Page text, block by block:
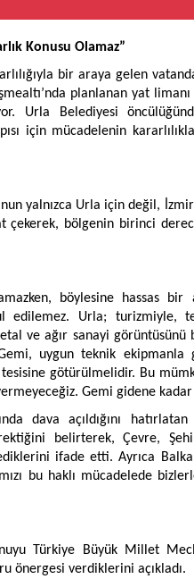
Konusu Olamaz”
bir araya gelen
planlanan yat limanı
Urla Belediyesi
için mücadelenin
yalnızca Urla için değil,
çekerek, bölgenin birinci
böylesine hassas bir
edilemez. Urla; turizmiyle,
ve ağır sanayi görüntüsünü
uygun teknik ekipmanla
tesisine götürülmelidir. Bu
Gemi gidene kadar
dava açıldığını
belirterek, Çevre,
ifade etti. Ayrıca
bu haklı mücadelede
Türkiye Büyük Millet
önergesi verdiklerini açıkladı.